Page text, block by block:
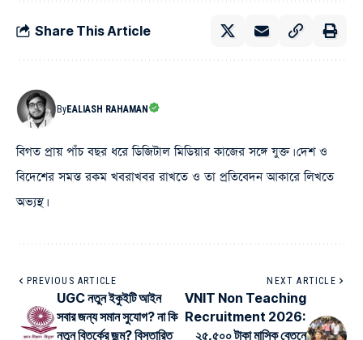
Share This Article
ByEALIASH RAHAMAN
বিগত প্রায় পাঁচ বছর ধরে ডিজিটাল মিডিয়ার কাজের সঙ্গে যুক্ত। দেশ ও
বিদেশের সমস্ত রকম খবরাখবর রাখতে ও তা প্রতিবেদন আকারে লিখতে
অভ্যস্থ।
PREVIOUS ARTICLE
UGC নতুন ইকুইটি আইন
সবার জন্য সমান সুযোগ? না কি
নতুন বিতর্কের জন্ম? বিস্তারিত
NEXT ARTICLE
VNIT Non Teaching
Recruitment 2026:
২৫,৫০০ টাকা মাসিক বেতনে